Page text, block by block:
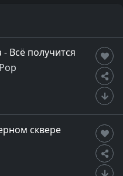
Всё получится
сквере